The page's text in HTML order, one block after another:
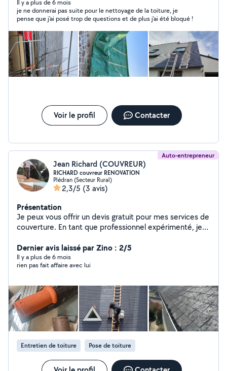
Il y a plus de 6 mois
je ne donnerai pas suite pour le nettoyage de la toiture, je
pense que j'ai posé trop de questions et de plus j'ai été bloqué !
Voir le profil Contacter
Auto-entrepreneur
Jean Richard (COUVREUR)
RICHARD couvreur RENOVATION
Plédran (Secteur Rural)
2,3/5 (3 avis)
Présentation
Je peux vous offrir un devis gratuit pour mes services de
couverture. En tant que professionnel expérimenté, je
mesure pour vos projets de rénovation ou de
construction. N'hésitez pas à me contacter au pour
discuter de vos besoins et obtenir une estimation
Dernier avis laissé par Zino : 2/5
Il y a plus de 6 mois
rien pas fait affaire avec lui
Entretien de toiture Pose de toiture